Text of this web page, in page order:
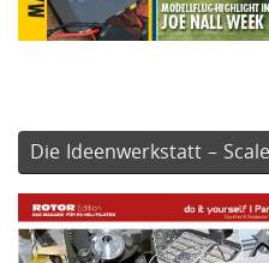
Die Ideenwerkstatt –